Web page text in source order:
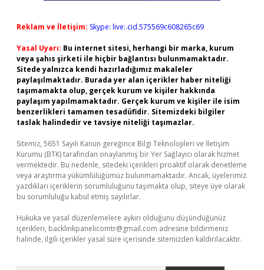
Reklam ve İletişim: Skype: live:.cid.575569c608265c69
Yasal Uyarı: Bu internet sitesi, herhangi bir marka, kurum
veya şahıs şirketi ile hiçbir bağlantısı bulunmamaktadır.
Sitede yalnızca kendi hazırladığımız makaleler
paylaşılmaktadır. Burada yer alan içerikler haber niteliği
taşımamakta olup, gerçek kurum ve kişiler hakkında
paylaşım yapılmamaktadır. Gerçek kurum ve kişiler ile isim
benzerlikleri tamamen tesadüfidir. Sitemizdeki bilgiler
taslak halindedir ve tavsiye niteliği taşımazlar.
Sitemiz, 5651 Sayılı Kanun gereğince Bilgi Teknolojileri ve İletişim
Kurumu (BTK) tarafından onaylanmış bir Yer Sağlayıcı olarak hizmet
vermektedir. Bu nedenle, sitedeki içerikleri proaktif olarak denetleme
veya araştırma yükümlülüğümüz bulunmamaktadır. Ancak, üyelerimiz
yazdıkları içeriklerin sorumluluğunu taşımakta olup, siteye üye olarak
bu sorumluluğu kabul etmiş sayılırlar.
Hukuka ve yasal düzenlemelere aykırı olduğunu düşündüğünüz
içerikleri, backlinkpanelicomtr@gmail.com adresine bildirmeniz
halinde, ilgili içerikler yasal süre içerisinde sitemizden kaldırılacaktır.